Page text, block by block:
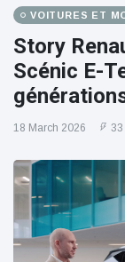
VOITURES ET
Story
Scénic E-
18 March 2026 33